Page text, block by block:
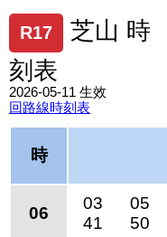
R17
芝山 時
刻表
2026-05-11 生效
回路線時刻表
時
06
03 05
41
50